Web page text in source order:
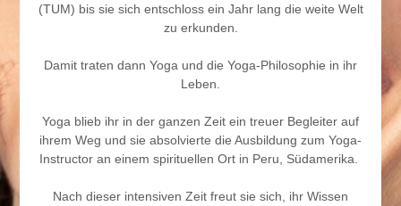
(TUM) bis sie sich entschloss ein Jahr lang die weite Welt
zu erkunden.
Damit traten dann Yoga und die Yoga-Philosophie in ihr
Leben.
Yoga blieb ihr in der ganzen Zeit ein treuer Begleiter auf
ihrem Weg und sie absolvierte die Ausbildung zum Yoga-
Instructor an einem spirituellen Ort in Peru, Südamerika.
Nach dieser intensiven Zeit freut sie sich, ihr Wissen